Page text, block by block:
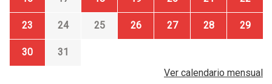
23 24 25 26 27 28 29
30
31
Ver calendario mensual